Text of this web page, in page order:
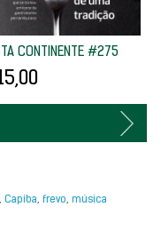
CONTINENTE #275
, Capiba, frevo, música